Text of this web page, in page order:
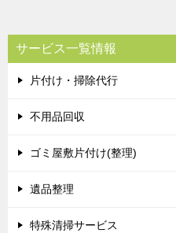
サービス一覧情報
片付け・掃除代行
不用品回収
ゴミ屋敷片付け(整理)
遺品整理
特殊清掃サービス